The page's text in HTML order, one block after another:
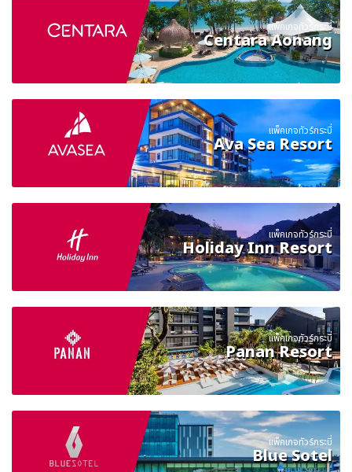
แพ็คเกจทัวร์กระบี่
Centara Aonang
แพ็คเกจทัวร์กระบี่
Ava Sea Resort
แพ็คเกจทัวร์กระบี่
Holiday Inn Resort
แพ็คเกจทัวร์กระบี่
Panan Resort
แพ็คเกจทัวร์กระบี่
Blue Sotel